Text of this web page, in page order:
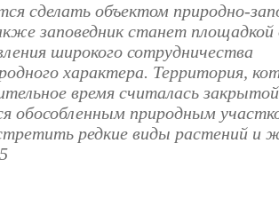
сделать объектом природно-
заповедник станет площадкой
широкого сотрудничества
характера. Территория,
время считалась
обособленным природным
редкие виды растений и